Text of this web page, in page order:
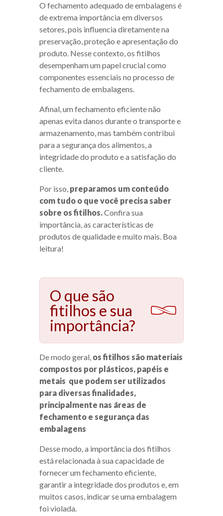
O fechamento adequado de embalagens é
de extrema importância em diversos
setores, pois influencia diretamente na
preservação, proteção e apresentação do
produto. Nesse contexto, os fitilhos
desempenham um papel crucial como
componentes essenciais no processo de
fechamento de embalagens.
Afinal, um fechamento eficiente não
apenas evita danos durante o transporte e
armazenamento, mas também contribui
para a segurança dos alimentos, a
integridade do produto e a satisfação do
cliente.
Por isso, preparamos um conteúdo
com tudo o que você precisa saber
sobre os fitilhos.Confira sua
importância, as características de
produtos de qualidade e muito mais. Boa
leitura!
O que são
fitilhos e sua
importância?
De modo geral, os fitilhos são materiais
compostos por plásticos, papéis e
metais que podem ser utilizados
para diversas finalidades,
principalmente nas áreas de
fechamento e segurança das
embalagens
Desse modo, a importância dos fitilhos
está relacionada à sua capacidade de
fornecer um fechamento eficiente,
garantir a integridade dos produtos e, em
muitos casos, indicar se uma embalagem
foi violada.